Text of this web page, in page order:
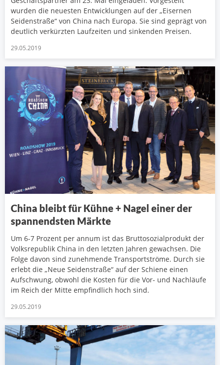
wurden die neuesten Entwicklungen auf der „Eisernen
Seidenstraße“ von China nach Europa. Sie sind geprägt von
deutlich verkürzten Laufzeiten und sinkenden Preisen.
29.05.2019
China bleibt für Kühne + Nagel einer der
spannendsten Märkte
Um 6-7 Prozent per annum ist das Bruttosozialprodukt der
Volksrepublik China in den letzten Jahren gewachsen. Die
Folge davon sind zunehmende Transportströme. Durch sie
erlebt die „Neue Seidenstraße“ auf der Schiene einen
Aufschwung, obwohl die Kosten für die Vor- und Nachläufe
im Reich der Mitte empfindlich hoch sind.
29.05.2019